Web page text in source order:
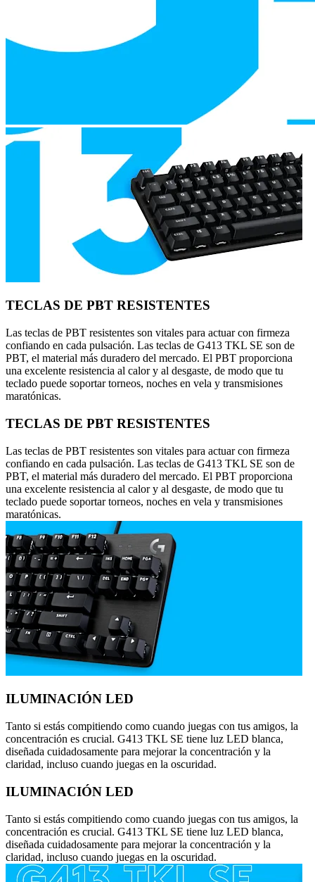
TECLAS DE PBT RESISTENTES
Las teclas de PBT resistentes son vitales para actuar con firmeza
confiando en cada pulsación. Las teclas de G413 TKL SE son de
PBT, el material más duradero del mercado. El PBT proporciona
una excelente resistencia al calor y al desgaste, de modo que tu
teclado puede soportar torneos, noches en vela y transmisiones
maratónicas.
TECLAS DE PBT RESISTENTES
Las teclas de PBT resistentes son vitales para actuar con firmeza
confiando en cada pulsación. Las teclas de G413 TKL SE son de
PBT, el material más duradero del mercado. El PBT proporciona
una excelente resistencia al calor y al desgaste, de modo que tu
teclado puede soportar torneos, noches en vela y transmisiones
maratónicas.
ILUMINACIÓN LED
Tanto si estás compitiendo como cuando juegas con tus amigos, la
concentración es crucial. G413 TKL SE tiene luz LED blanca,
diseñada cuidadosamente para mejorar la concentración y la
claridad, incluso cuando juegas en la oscuridad.
ILUMINACIÓN LED
Tanto si estás compitiendo como cuando juegas con tus amigos, la
concentración es crucial. G413 TKL SE tiene luz LED blanca,
diseñada cuidadosamente para mejorar la concentración y la
claridad, incluso cuando juegas en la oscuridad.